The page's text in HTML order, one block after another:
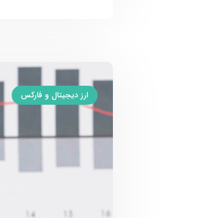
ارز دیجیتال و فارکس